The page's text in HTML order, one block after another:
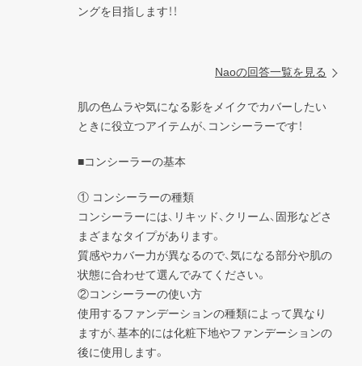
ングを目指します！！
Naoの回答一覧を見る
肌の色ムラや気になる影をメイクでカバーしたい
ときに役立つアイテムが、コンシーラーです！
■コンシーラーの基本
① コンシーラーの種類
コンシーラーには、リキッド、クリーム、固形などさ
まざまなタイプがあります。
質感やカバー力が異なるので、気になる部分や肌の
状態に合わせて選んでみてください。
②コンシーラーの使い方
使用するファンデーションの種類によって異なり
ますが、基本的には化粧下地やファンデーションの
後に使用します。